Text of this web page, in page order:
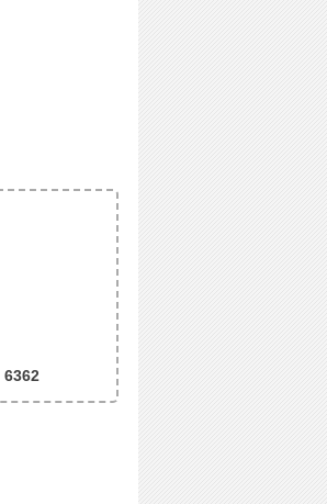
6362